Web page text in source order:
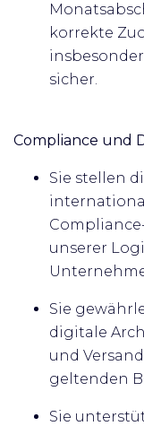
korrekte
sicher.
Compliance und
Sie stellen
unserer
Sie
digitale
und
geltenden
Sie